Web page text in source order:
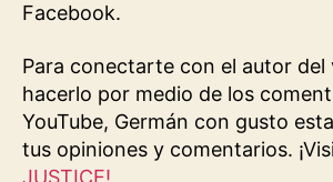
Facebook.
Para conectarte con el autor del
hacerlo por medio de los
YouTube, Germán con gusto
tus opiniones y comentarios.
JUSTICE!